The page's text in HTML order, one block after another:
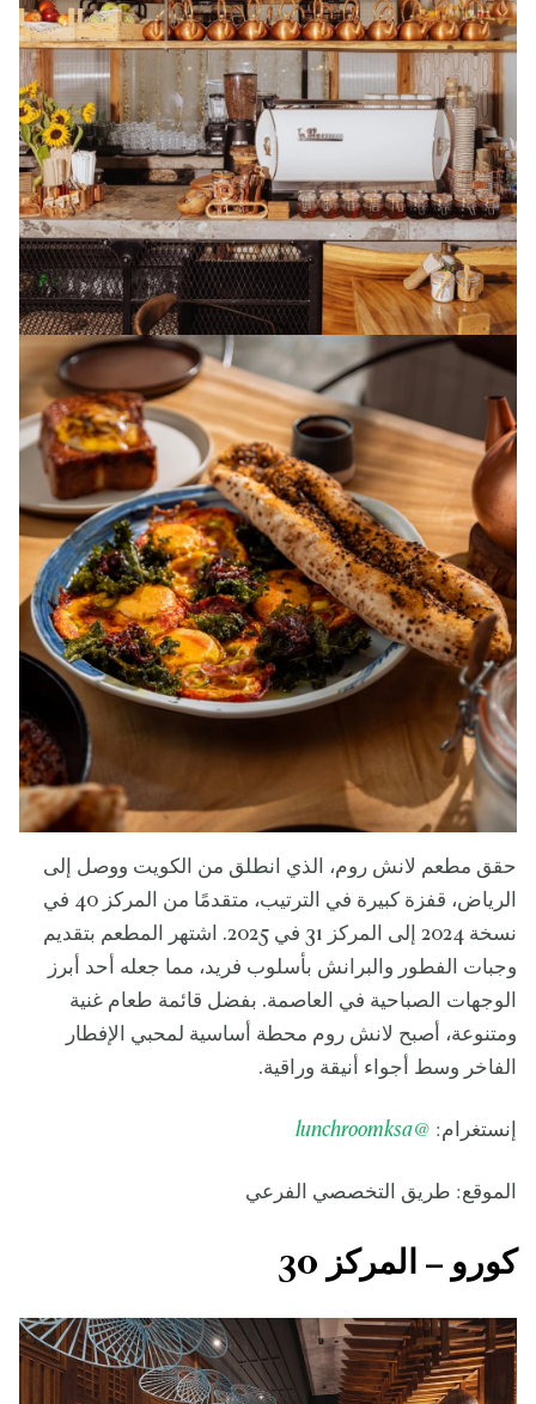
حقق مطعم لانش روم، الذي انطلق من الكويت ووصل إلى
الرياض، قفزة كبيرة في الترتيب، متقدمًا من المركز 40 في
نسخة 2024 إلى المركز 31 في 2025. اشتهر المطعم بتقديم
وجبات الفطور والبرانش بأسلوب فريد، مما جعله أحد أبرز
الوجهات الصباحية في العاصمة. بفضل قائمة طعام غنية
ومتنوعة، أصبح لانش روم محطة أساسية لمحبي الإفطار
الفاخر وسط أجواء أنيقة وراقية.
إنستغرام: @lunchroomksa
الموقع: طريق التخصصي الفرعي
كورو – المركز 30